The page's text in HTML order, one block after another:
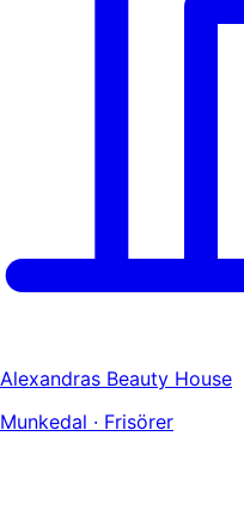
Alexandras Beauty House
Munkedal · Frisörer